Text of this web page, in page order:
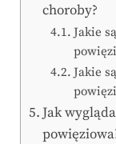
choroby?
Jakie
Jakie
Jak